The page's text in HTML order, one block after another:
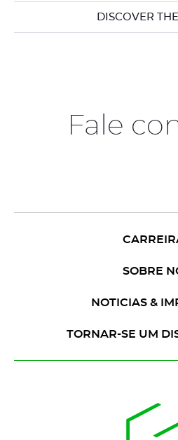
DISCOVER
Fale
SOBRE
NOTICIAS &
TORNAR-SE UM